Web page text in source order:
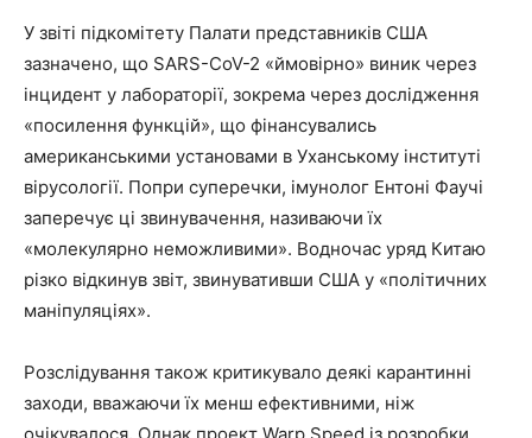
У звіті підкомітету Палати представників США
зазначено, що SARS-CoV-2 «ймовірно» виник через
інцидент у лабораторії, зокрема через дослідження
«посилення функцій», що фінансувались
американськими установами в Уханському інституті
вірусології. Попри суперечки, імунолог Ентоні Фаучі
заперечує ці звинувачення, називаючи їх
«молекулярно неможливими». Водночас уряд Китаю
різко відкинув звіт, звинувативши США у «політичних
маніпуляціях».
Розслідування також критикувало деякі карантинні
заходи, вважаючи їх менш ефективними, ніж